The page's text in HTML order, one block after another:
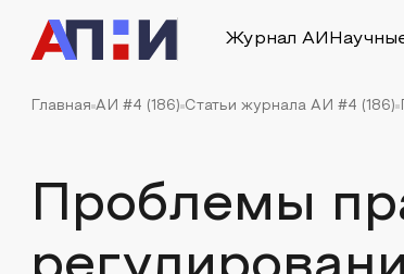
Журнал АИ
Главная АИ #4 (186) Статьи журнала АИ #4 (186)
Проблемы